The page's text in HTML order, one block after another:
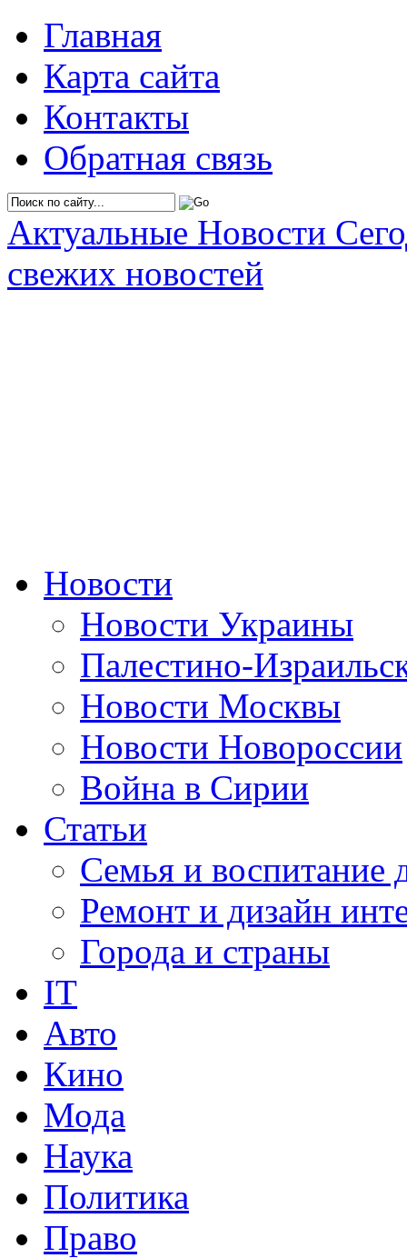
Главная
Карта сайта
Контакты
Обратная связь
Актуальные Новости
свежих новостей
Новости
Новости Украины
Палестино-
Новости Москвы
Новости Новороссии
Война в Сирии
Статьи
Семья и воспитание
Ремонт и дизайн
Города и страны
IT
Авто
Кино
Мода
Наука
Политика
Право